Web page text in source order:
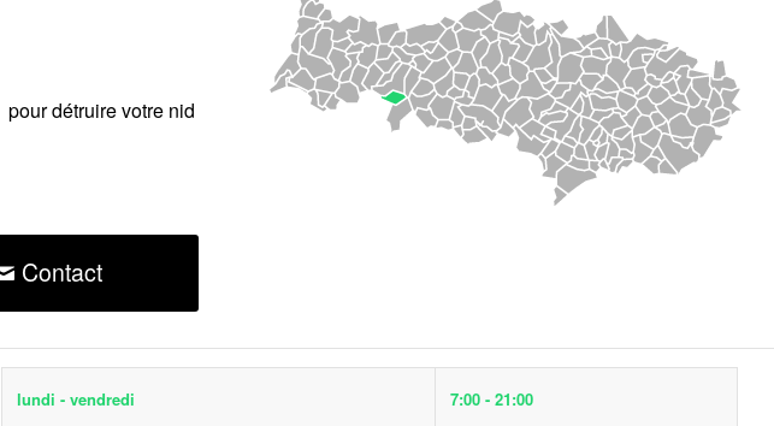
pour détruire votre nid
Contact
lundi - vendredi 7:00 - 21:00